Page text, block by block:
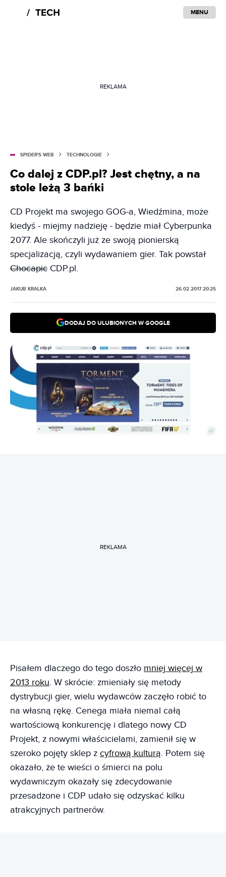
MENU
REKLAMA
SPIDER'S WEB TECHNOLOGIE
Co dalej z CDP.pl? Jest chętny, a na
stole leżą 3 bańki
CD Projekt ma swojego GOG-a, Wiedźmina, może
kiedyś - miejmy nadzieję - będzie miał Cyberpunka
2077. Ale skończyli już ze swoją pionierską
specjalizacją, czyli wydawaniem gier. Tak powstał
Chocapic CDP.pl.
JAKUB KRALKA 26.02.2017 20:25
DODAJ DO ULUBIONYCH W GOOGLE
REKLAMA
Pisałem dlaczego do tego doszło mniej więcej w
2013 roku. W skrócie: zmieniały się metody
dystrybucji gier, wielu wydawców zaczęło robić to
na własną rękę. Cenega miała niemal całą
wartościową konkurencję i dlatego nowy CD
Projekt, z nowymi właścicielami, zamienił się w
szeroko pojęty sklep z cyfrową kulturą. Potem się
okazało, że te wieści o śmierci na polu
wydawniczym okazały się zdecydowanie
przesadzone i CDP udało się odzyskać kilku
atrakcyjnych partnerów.